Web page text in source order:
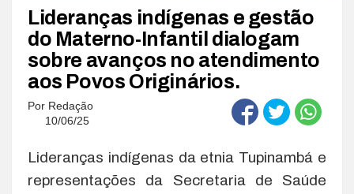
Lideranças indígenas e gestão
do Materno-Infantil dialogam
sobre avanços no atendimento
aos Povos Originários.
Por Redação
10/06/25
Lideranças indígenas da etnia Tupinambá e
representações da Secretaria de Saúde